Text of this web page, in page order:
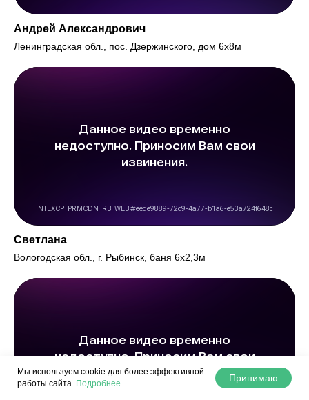
Андрей Александрович
Ленинградская обл., пос. Дзержинского, дом 6х8м
Светлана
Вологодская обл., г. Рыбинск, баня 6х2,3м
Мы используем cookie для более эффективной
работы сайта. Подробнее
Принимаю